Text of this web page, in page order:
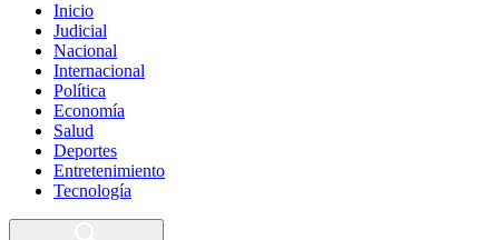
Inicio
Judicial
Nacional
Internacional
Política
Economía
Salud
Deportes
Entretenimiento
Tecnología